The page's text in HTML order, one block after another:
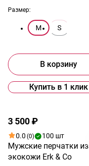
Размер:
M S
В корзину
Купить в 1 клик
3 500 ₽
0.0 (0) 100 шт
Мужские перчатки из
экокожи Erk & Co